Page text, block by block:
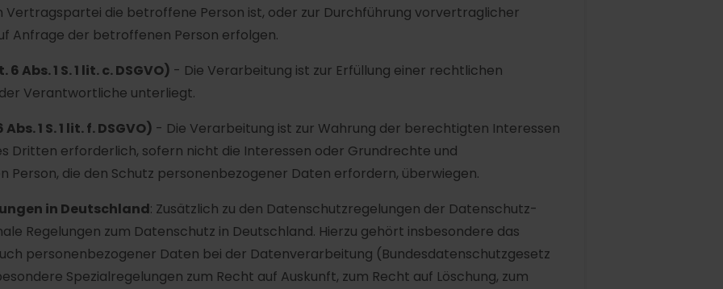
Vertragspartei die betroffene Person ist, oder zur Durchführung vorvertraglicher
Anfrage der betroffenen Person erfolgen.
1 S. 1 lit. c. DSGVO) - Die Verarbeitung ist zur Erfüllung einer rechtlichen
Verantwortliche unterliegt.
1 S. 1 lit. f. DSGVO) - Die Verarbeitung ist zur Wahrung der berechtigten Interessen
Dritten erforderlich, sofern nicht die Interessen oder Grundrechte und
die den Schutz personenbezogener Daten erfordern, überwiegen.
in Deutschland: Zusätzlich zu den Datenschutzregelungen der Datenschutz-
Regelungen zum Datenschutz in Deutschland. Hierzu gehört insbesondere das
personenbezogener Daten bei der Datenverarbeitung (Bundesdatenschutzgesetz
Spezialregelungen zum Recht auf Auskunft, zum Recht auf Löschung, zum